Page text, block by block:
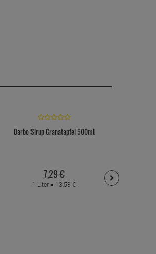
Darbo Sirup Granatapfel 500ml
7,29€
1 Liter = 13,58 €